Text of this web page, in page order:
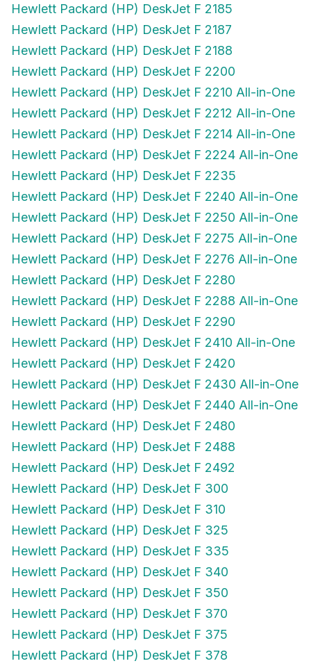
Hewlett Packard (HP) DeskJet F 2185
Hewlett Packard (HP) DeskJet F 2187
Hewlett Packard (HP) DeskJet F 2188
Hewlett Packard (HP) DeskJet F 2200
Hewlett Packard (HP) DeskJet F 2210 All-in-One
Hewlett Packard (HP) DeskJet F 2212 All-in-One
Hewlett Packard (HP) DeskJet F 2214 All-in-One
Hewlett Packard (HP) DeskJet F 2224 All-in-One
Hewlett Packard (HP) DeskJet F 2235
Hewlett Packard (HP) DeskJet F 2240 All-in-One
Hewlett Packard (HP) DeskJet F 2250 All-in-One
Hewlett Packard (HP) DeskJet F 2275 All-in-One
Hewlett Packard (HP) DeskJet F 2276 All-in-One
Hewlett Packard (HP) DeskJet F 2280
Hewlett Packard (HP) DeskJet F 2288 All-in-One
Hewlett Packard (HP) DeskJet F 2290
Hewlett Packard (HP) DeskJet F 2410 All-in-One
Hewlett Packard (HP) DeskJet F 2420
Hewlett Packard (HP) DeskJet F 2430 All-in-One
Hewlett Packard (HP) DeskJet F 2440 All-in-One
Hewlett Packard (HP) DeskJet F 2480
Hewlett Packard (HP) DeskJet F 2488
Hewlett Packard (HP) DeskJet F 2492
Hewlett Packard (HP) DeskJet F 300
Hewlett Packard (HP) DeskJet F 310
Hewlett Packard (HP) DeskJet F 325
Hewlett Packard (HP) DeskJet F 335
Hewlett Packard (HP) DeskJet F 340
Hewlett Packard (HP) DeskJet F 350
Hewlett Packard (HP) DeskJet F 370
Hewlett Packard (HP) DeskJet F 375
Hewlett Packard (HP) DeskJet F 378